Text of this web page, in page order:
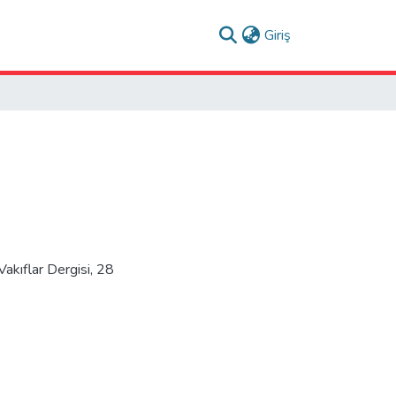
Giriş
Dergisi, 28